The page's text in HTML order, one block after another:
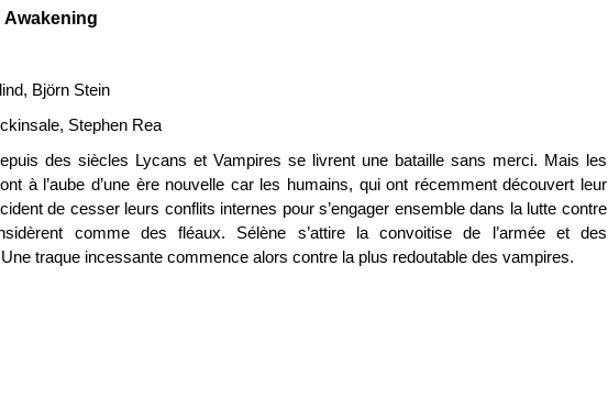
Awakening
Björn Stein
Stephen Rea
des siècles Lycans et Vampires se livrent une bataille sans merci. Mais les
à l’aube d’une ère nouvelle car les humains, qui ont récemment découvert leur
de cesser leurs conflits internes pour s’engager ensemble dans la lutte contre
comme des fléaux. Sélène s’attire la convoitise de l’armée et des
traque incessante commence alors contre la plus redoutable des vampires.